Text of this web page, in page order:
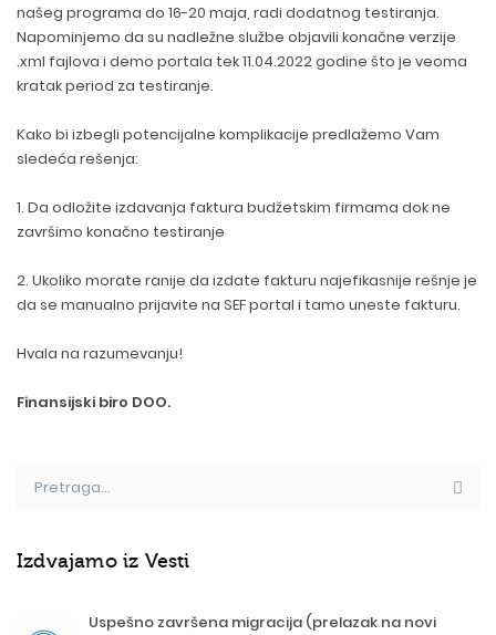
našeg programa do 16-20 maja, radi dodatnog testiranja.
Napominjemo da su nadležne službe objavili konačne verzije
.xml fajlova i demo portala tek 11.04.2022 godine što je veoma
kratak period za testiranje.
Kako bi izbegli potencijalne komplikacije predlažemo Vam
sledeća rešenja:
1. Da odložite izdavanja faktura budžetskim firmama dok ne
završimo konačno testiranje
2. Ukoliko morate ranije da izdate fakturu najefikasnije rešnje je
da se manualno prijavite na SEF portal i tamo uneste fakturu.
Hvala na razumevanju!
Finansijski biro DOO.
Izdvajamo iz Vesti
Uspešno završena migracija (prelazak na novi